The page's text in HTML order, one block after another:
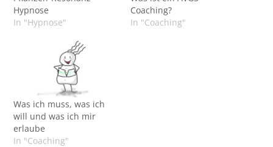
Hypnose
In "Hypnose"
Coaching?
In "Coaching"
Was ich muss, was ich
will und was ich mir
erlaube
In "Coaching"